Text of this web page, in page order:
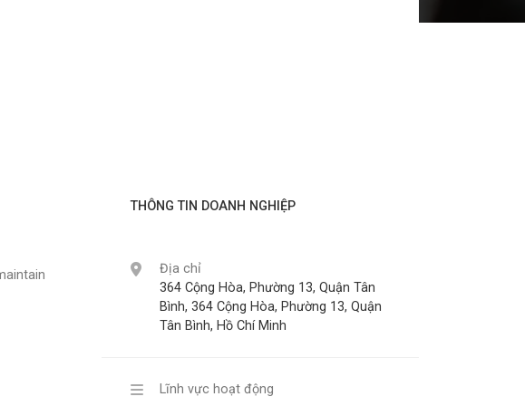
THÔNG TIN DOANH NGHIỆP
Địa chỉ
364 Cộng Hòa, Phường 13, Quận Tân
Bình, 364 Cộng Hòa, Phường 13, Quận
Tân Bình, Hồ Chí Minh
Lĩnh vực hoạt động